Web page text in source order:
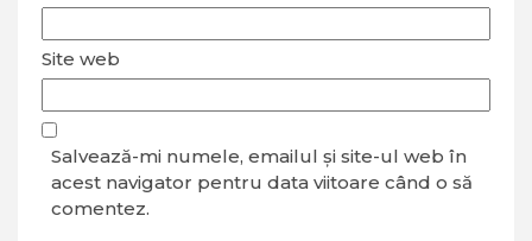
Site web
Salvează-mi numele, emailul și site-ul web în
acest navigator pentru data viitoare când o să
comentez.